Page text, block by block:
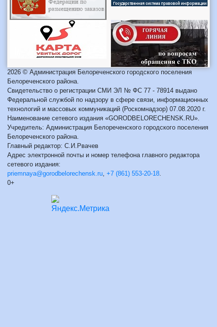
2026 © Администрация Белореченского городского поселения
Белореченского района.
Свидетельство о регистрации СМИ ЭЛ № ФС 77 - 78914 выдано
Федеральной службой по надзору в сфере связи, информационных
технологий и массовых коммуникаций (Роскомнадзор) 07.08.2020 г.
Наименование сетевого издания «GORODBELORECHENSK.RU».
Учредитель: Администрация Белореченского городского поселения
Белореченского района.
Главный редактор: С.И.Рвачев
Адрес электронной почты и номер телефона главного редактора
сетевого издания:
priemnaya@gorodbelorechensk.ru +7 (861) 553-20-18
0+